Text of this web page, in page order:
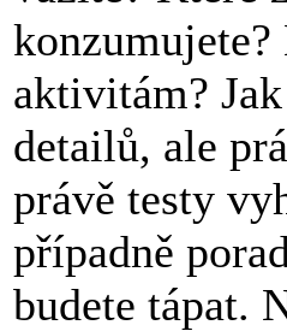
aktivitám?
detailů, ale
právě testy
případně
budete tápat.